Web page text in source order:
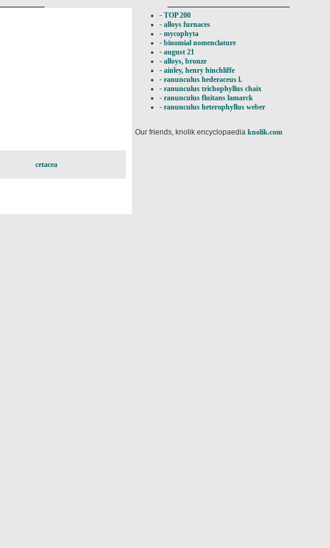
cetacea
- TOP 200
- alloys furnaces
- mycophyta
- binomial nomenclature
- august 21
- alloys, bronze
- ainley, henry hinchliffe
- ranunculus hederaceus l.
- ranunculus trichophyllus chaix
- ranunculus fluitans lamarck
- ranunculus heterophyllus weber
Our friends, knolik encyclopaedia knolik.com